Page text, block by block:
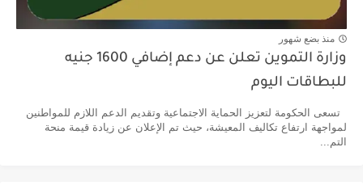
منذ بضع شهور
وزارة التموين تعلن عن دعم إضافي 1600 جنيه
للبطاقات اليوم
تسعى الحكومة لتعزيز الحماية الاجتماعية وتقديم الدعم اللازم للمواطنين
لمواجهة ارتفاع تكاليف المعيشة، حيث تم الإعلان عن زيادة قيمة منحة
التم...